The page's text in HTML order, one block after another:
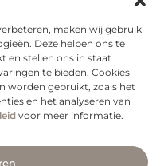
maken wij gebruik
Deze helpen ons te
en stellen ons in staat
te bieden. Cookies
worden gebruikt, zoals het
en het analyseren van
voor meer informatie.
onmisbaar
met een aanhanger,
je lading veilig en stevig